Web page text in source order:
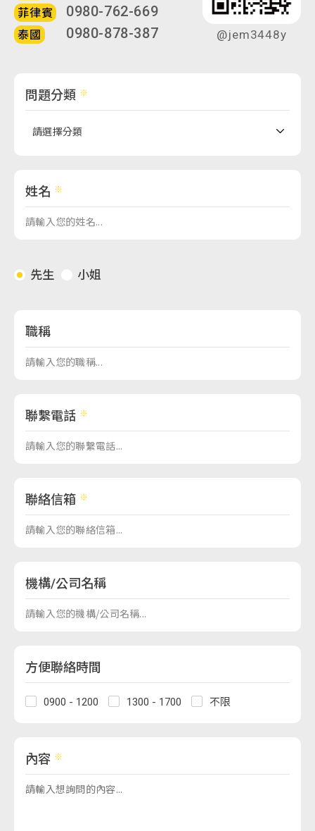
菲律賓 0980-762-669
泰國 0980-878-387 @jem3448y
問題分類
姓名
先生 小姐
職稱
聯繫電話
聯絡信箱
機構/公司名稱
方便聯絡時間
0900 - 1200 1300 - 1700 不限
內容